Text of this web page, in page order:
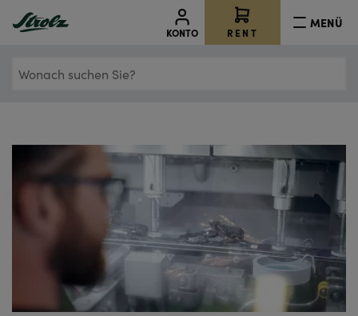
KONTO RENT
MENÜ
Wonach